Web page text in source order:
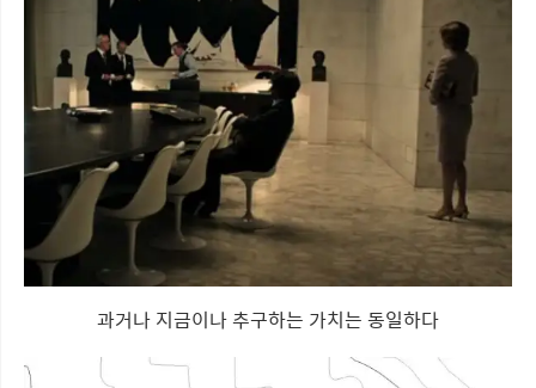
과거나 지금이나 추구하는 가치는 동일하다